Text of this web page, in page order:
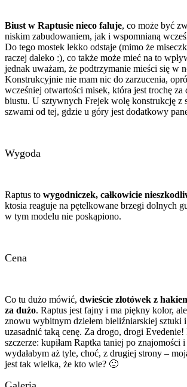
Biust w Raptusie nieco faluje, co może być
niskim zabudowaniem, jak i wspomnianą
Do tego mostek lekko odstaje (mimo że
raczej daleko :), co także może mieć na to
jednak uważam, że podtrzymanie mieści się w
Konstrukcyjnie nie mam nic do zarzucenia,
wcześniej otwartości misek, która jest trochę za
biustu. U sztywnych Frejek wolę konstrukcję z
szwami od tej, gdzie u góry jest dodatkowy
Wygoda
Raptus to wygodniczek, całkowicie
ktosia reaguje na pętelkowane brzegi dolnych
w tym modelu nie poskąpiono.
Cena
Co tu dużo mówić, dwieście złotówek z
za dużo. Raptus jest fajny i ma piękny kolor,
znowu wybitnym dziełem bieliźniarskiej sztuki
uzasadnić taką cenę. Za drogo, drogi
szczerze: kupiłam Raptka taniej po znajomości
wydałabym aż tyle, choć, z drugiej strony –
jest tak wielka, że kto wie? 🙂